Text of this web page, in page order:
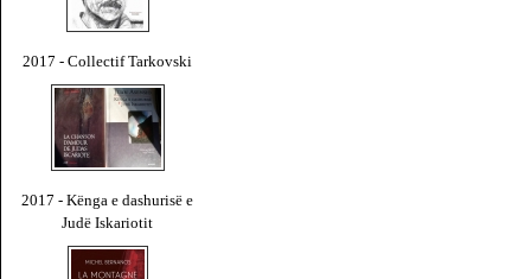
2017 - Collectif Tarkovski
2017 - Kënga e dashurisë e
Judë Iskariotit